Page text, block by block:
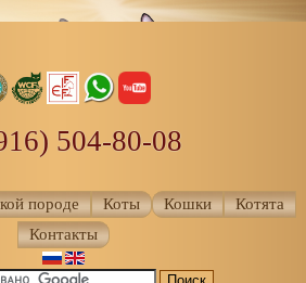
504-80-08
породе Коты Кошки
Котята
Контакты